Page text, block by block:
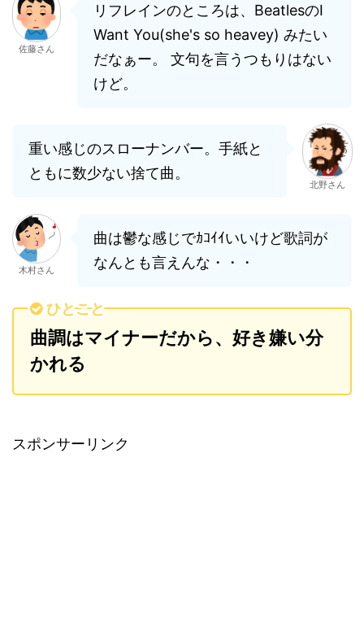
佐藤さん
リフレインのところは、BeatlesのI
Want You(she's so heavey) みたい
だなぁー。 文句を言うつもりはない
けど。
重い感じのスローナンバー。手紙と
ともに数少ない捨て曲。
北野さん
木村さん
曲は鬱な感じでｶｺｲｲいいけど歌詞が
なんとも言えんな・・・
ひとこと
曲調はマイナーだから、好き嫌い分
かれる
スポンサーリンク